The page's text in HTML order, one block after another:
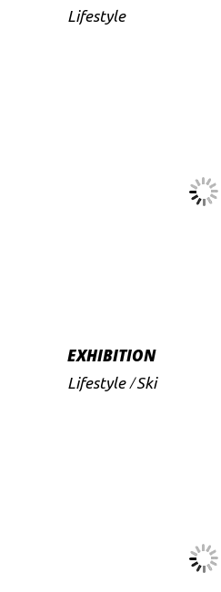
Lifestyle
EXHIBITION
Lifestyle Ski